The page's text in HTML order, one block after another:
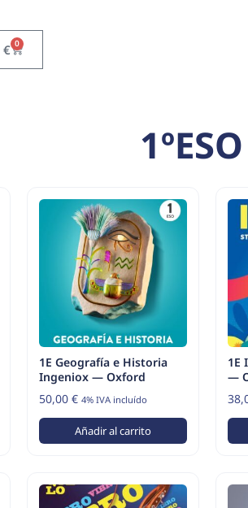
€ 0
1E Geografía e Historia
Ingeniox — Oxford
50,00 € 4% IVA incluído
Añadir al carrito
1E
—